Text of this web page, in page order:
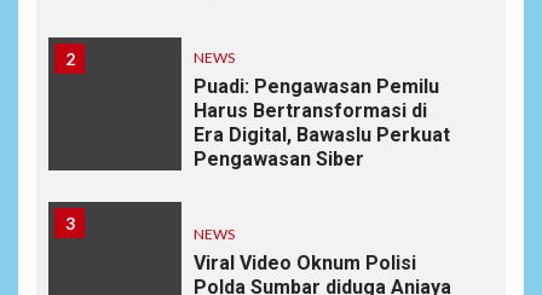
2 NEWS
Puadi: Pengawasan Pemilu
Harus Bertransformasi di
Era Digital, Bawaslu Perkuat
Pengawasan Siber
3
NEWS
Viral Video Oknum Polisi
Polda Sumbar diduga Aniaya